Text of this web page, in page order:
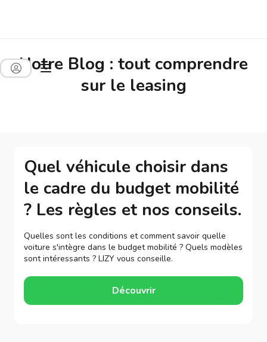
Notre Blog : tout comprendre
sur le leasing
Quel véhicule choisir dans
le cadre du budget mobilité
? Les règles et nos conseils.
Quelles sont les conditions et comment savoir quelle
voiture s'intègre dans le budget mobilité ? Quels modèles
sont intéressants ? LIZY vous conseille.
Découvrir